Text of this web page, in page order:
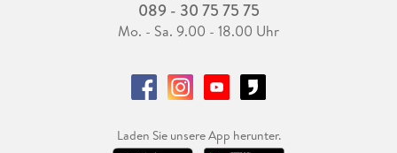
089 - 30 75 75 75
Mo. - Sa. 9.00 - 18.00 Uhr
Laden Sie unsere App herunter.